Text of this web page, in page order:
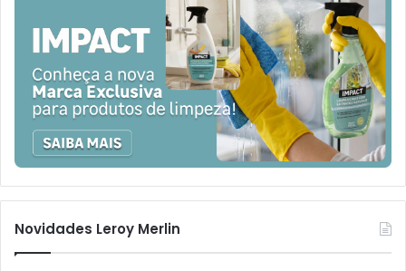
Novidades Leroy Merlin